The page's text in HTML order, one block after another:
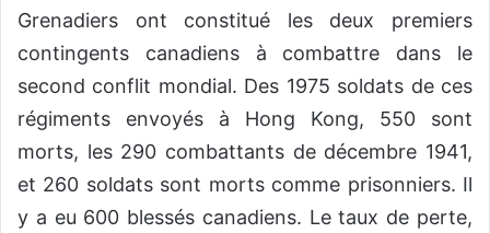
Grenadiers ont constitué les deux premiers
contingents canadiens à combattre dans le
second conflit mondial. Des 1975 soldats de ces
régiments envoyés à Hong Kong, 550 sont
morts, les 290 combattants de décembre 1941,
et 260 soldats sont morts comme prisonniers. Il
y a eu 600 blessés canadiens. Le taux de perte,